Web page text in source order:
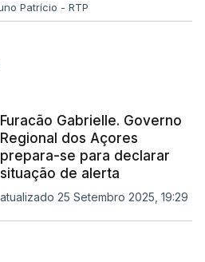
Patrício - RTP
Furacão Gabrielle. Governo
Regional dos Açores
prepara-se para declarar
situação de alerta
atualizado 25 Setembro 2025, 19:29